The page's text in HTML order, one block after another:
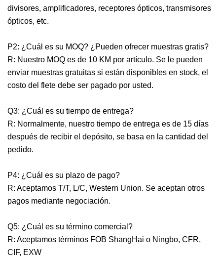
divisores, amplificadores, receptores ópticos, transmisores
ópticos, etc.
P2: ¿Cuál es su MOQ? ¿Pueden ofrecer muestras gratis?
R: Nuestro MOQ es de 10 KM por artículo. Se le pueden
enviar muestras gratuitas si están disponibles en stock, el
costo del flete debe ser pagado por usted.
Q3: ¿Cuál es su tiempo de entrega?
R: Normalmente, nuestro tiempo de entrega es de 15 días
después de recibir el depósito, se basa en la cantidad del
pedido.
P4: ¿Cuál es su plazo de pago?
R: Aceptamos T/T, L/C, Western Union. Se aceptan otros
pagos mediante negociación.
Q5: ¿Cuál es su término comercial?
R: Aceptamos términos FOB ShangHai o Ningbo, CFR,
CIF, EXW